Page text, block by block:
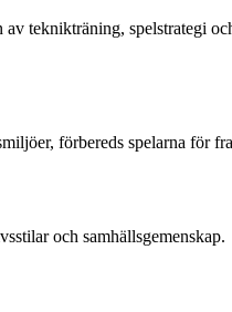
teknikträning, spelstrategi
förbereds spelarna för
och samhällsgemenskap.